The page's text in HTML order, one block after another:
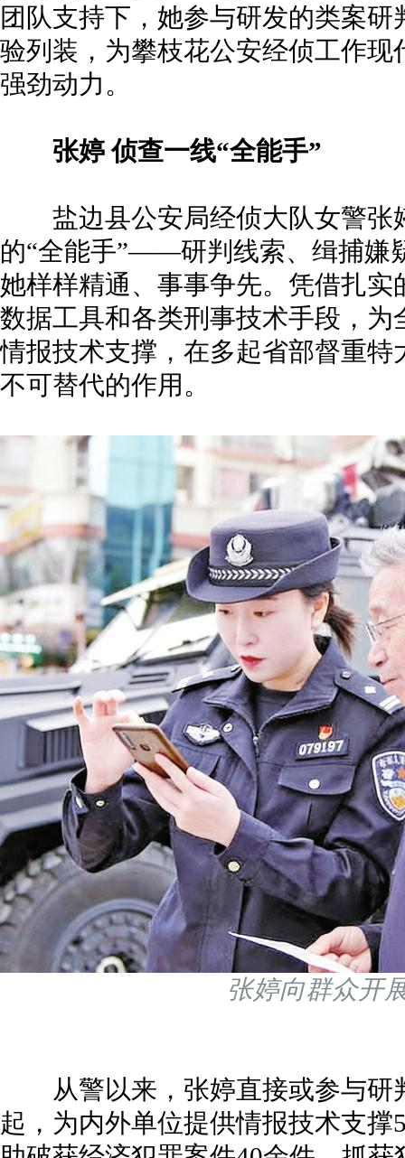
团队支持下，她参与研发的类案
验列装，为攀枝花公安经侦工作
强劲动力。
张婷 侦查一线“全能手”
盐边县公安局经侦大队女警张
的“全能手”——研判线索、缉捕嫌
她样样精通、事事争先。凭借扎
数据工具和各类刑事技术手段，
情报技术支撑，在多起省部督重
不可替代的作用。
张婷向群众开
从警以来，张婷直接或参与研
起，为内外单位提供情报技术支